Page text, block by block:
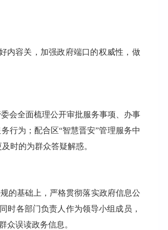
容关，加强政府端口的权威性，做
会全面梳理公开审批服务事项、办事
行为；配合区“智慧晋安”管理服务中
时的为群众答疑解惑。
的基础上，严格贯彻落实政府信息公
时各部门负责人作为领导小组成员，
众误读政务信息。